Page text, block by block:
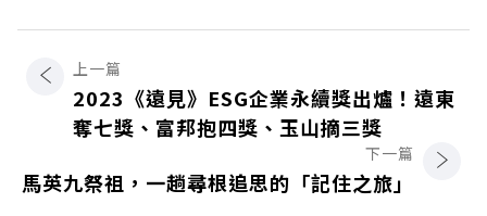
上一篇
2023《遠見》ESG企業永續獎出爐！遠東
奪七獎、富邦抱四獎、玉山摘三獎
下一篇
馬英九祭祖，一趟尋根追思的「記住之旅」